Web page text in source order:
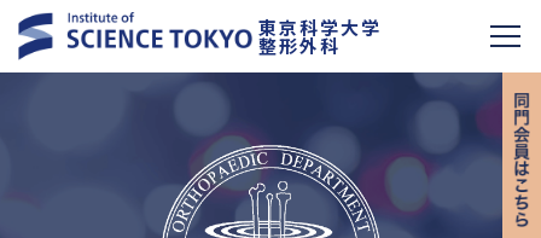
東京科学大学
整形外科